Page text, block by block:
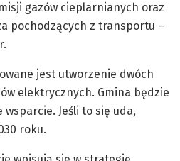
gazów cieplarnianych oraz
pochodzących z transportu –
jest utworzenie dwóch
elektrycznych. Gmina będzie
Jeśli to się uda,
roku.